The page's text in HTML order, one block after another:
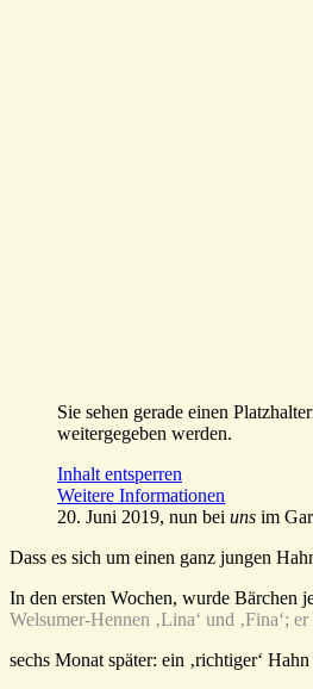
Sie sehen gerade einen
weitergegeben werden.
Inhalt entsperren
Weitere Informationen
20. Juni 2019, nun bei uns im
Dass es sich um einen ganz jungen
In den ersten Wochen, wurde Bärchen
Welsumer-Hennen ‚Lina‘ und ‚Fina‘;
sechs Monat später: ein ‚richtiger‘ Hahn